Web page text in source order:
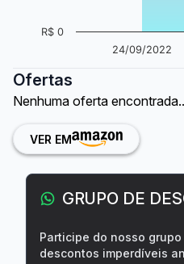
24/09/2022
R$ 0
Ofertas
Nenhuma oferta
VER EM
GRUPO DE
Participe do nosso
descontos imperdíveis